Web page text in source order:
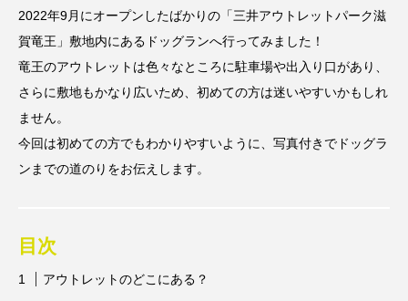
2022年9月にオープンしたばかりの「三井アウトレットパーク滋
賀竜王」敷地内にあるドッグランへ行ってみました！
竜王のアウトレットは色々なところに駐車場や出入り口があり、
さらに敷地もかなり広いため、初めての方は迷いやすいかもしれ
ません。
今回は初めての方でもわかりやすいように、写真付きでドッグラ
ンまでの道のりをお伝えします。
目次
アウトレットのどこにある？